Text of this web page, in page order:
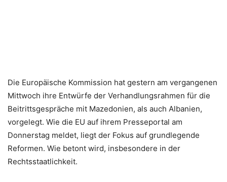
Die Europäische Kommission hat gestern am vergangenen
Mittwoch ihre Entwürfe der Verhandlungsrahmen für die
Beitrittsgespräche mit Mazedonien, als auch Albanien,
vorgelegt. Wie die EU auf ihrem Presseportal am
Donnerstag meldet, liegt der Fokus auf grundlegende
Reformen. Wie betont wird, insbesondere in der
Rechtsstaatlichkeit.